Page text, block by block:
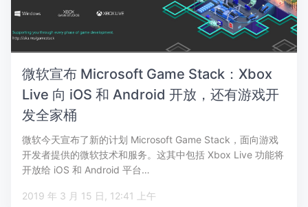
微软宣布 Microsoft Game Stack：Xbox
Live 向 iOS 和 Android 开放，还有游戏开
发全家桶
微软今天宣布了新的计划 Microsoft Game Stack，面向游戏
开发者提供的微软技术和服务。这其中包括 Xbox Live 功能将
开放给 iOS 和 Android 平台…
2019 年 3 月 15 日, 12:41 上午